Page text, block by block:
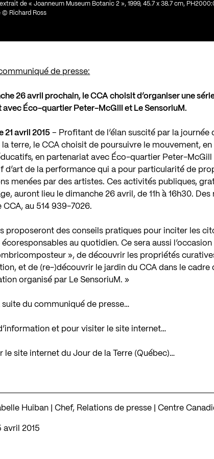
extrait de « Joanneum Museum Botanic 2 », 1999, 45.7 x 38.7 cm,
© Richard Ross
de presse:
26 avril prochain, le CCA choisit d’organiser une
avec Éco-quartier Peter-McGill et Le SensoriuM.
21 avril 2015 – Profitant de l’élan suscité par la
terre, le CCA choisit de poursuivre le mouvement,
en partenariat avec Éco-quartier Peter-
d’art de la performance qui a pour particularité de
menées par des artistes. Ces activités publiques,
auront lieu le dimanche 26 avril, de 11h à 16h30.
CCA, au 514 939-7026.
proposeront des conseils pratiques pour inciter les
au quotidien. Ce sera aussi
», de découvrir les propriétés
et de (re-)découvrir le jardin du CCA dans le cadre
organisé par Le SensoriuM. »
suite du communiqué de presse…
et pour visiter le site internet…
le site internet du Jour de la Terre (Québec)…
Huiban | Chef, Relations de presse | Centre
avril 2015